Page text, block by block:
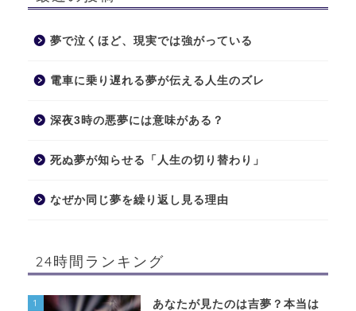
夢で泣くほど、現実では強がっている
電車に乗り遅れる夢が伝える人生のズレ
深夜3時の悪夢には意味がある？
死ぬ夢が知らせる「人生の切り替わり」
なぜか同じ夢を繰り返し見る理由
24時間ランキング
1
あなたが見たのは吉夢？本当は